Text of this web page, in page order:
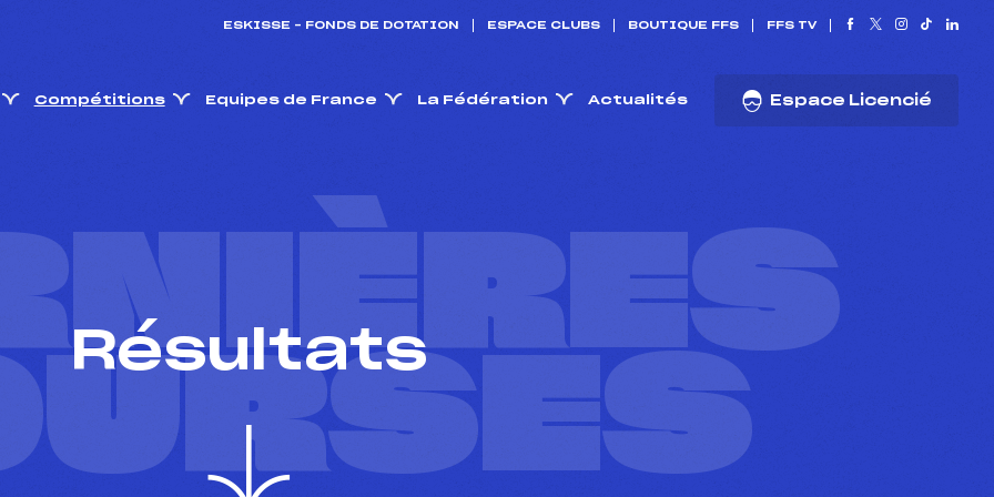
ESKISSE – FONDS DE DOTATION ESPACE CLUBS BOUTIQUE FFS FFS TV
Compétitions Equipes de France La Fédération Actualités Espace Licencié
Résultats